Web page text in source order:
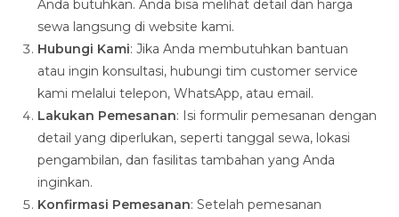
Anda butuhkan. Anda bisa melihat detail dan harga
sewa langsung di website kami.
Hubungi Kami: Jika Anda membutuhkan bantuan
atau ingin konsultasi, hubungi tim customer service
kami melalui telepon, WhatsApp, atau email.
Lakukan Pemesanan: Isi formulir pemesanan dengan
detail yang diperlukan, seperti tanggal sewa, lokasi
pengambilan, dan fasilitas tambahan yang Anda
inginkan.
Konfirmasi Pemesanan: Setelah pemesanan